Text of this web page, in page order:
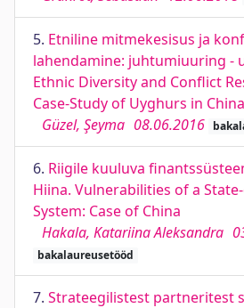
5. Etniline mitmekesisus ja
lahendamine: juhtumiuuring -
Ethnic Diversity and Conflict
Case-Study of Uyghurs in China
Güzel, Şeyma 08.06.2016
6. Riigile kuuluva
Hiina. Vulnerabilities of a
System: Case of China
Hakala, Katariina Aleksandra
bakalaureusetööd
7. Strateegilistest partneritest